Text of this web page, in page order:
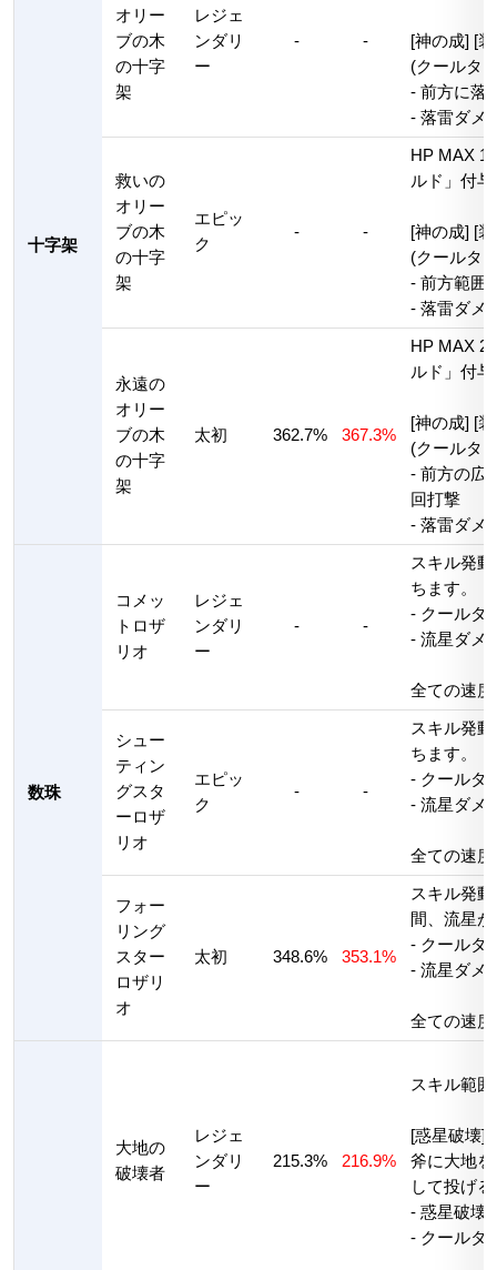
十字架
オリー
ブの木
の十字
架
レジェ
ンダリ
ー
- -
[神の成] [
(クールタ
- 前方に落
- 落雷ダメ
救いの
オリー
ブの木
の十字
架
エピッ
ク
- -
HP MAX
ルド」付与
[神の成] [
(クールタ
- 前方範囲
- 落雷ダメ
永遠の
オリー
ブの木
の十字
架
太初 362.7% 367.3%
HP MAX
ルド」付与
[神の成] [
(クールタ
- 前方の広
回打撃
- 落雷ダメ
数珠
コメッ
トロザ
リオ
レジェ
ンダリ
ー
- -
スキル発
ちます。
- クールタ
- 流星ダメ
全ての速度
シュー
ティン
グスタ
ーロザ
リオ
エピッ
ク
- -
スキル発
ちます。
- クールタ
- 流星ダメ
全ての速度
フォー
リング
スター
ロザリ
オ
太初 348.6% 353.1%
スキル発
間、流星
- クールタ
- 流星ダメ
全ての速度
大地の
破壊者
レジェ
ンダリ
ー
215.3% 216.9%
スキル範
[惑星破壊]
斧に大地
して投げる
- 惑星破壊
- クールタ